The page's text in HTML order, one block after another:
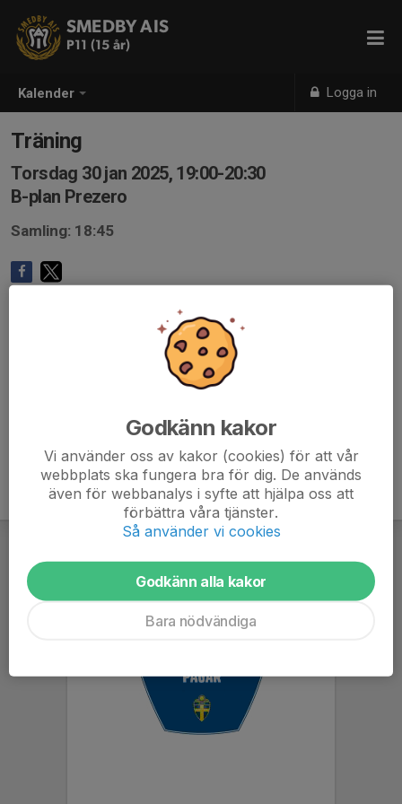
Kalender Logga in
SMEDBY AIS
P11 (15 år)
Träning
Torsdag 30 jan 2025, 19:00-20:30
B-plan Prezero
Samling: 18:45
Godkänn kakor
Vi använder oss av kakor (cookies) för att vår
webbplats ska fungera bra för dig. De används
även för webbanalys i syfte att hjälpa oss att
förbättra våra tjänster.
Så använder vi cookies
Godkänn alla kakor
Bara nödvändiga